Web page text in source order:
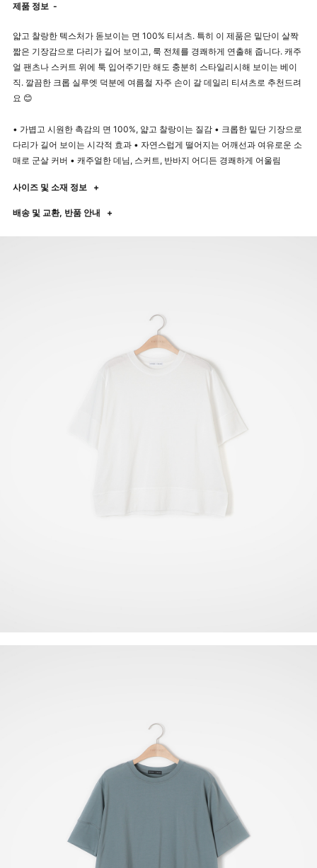
제품 정보 -
얇고 찰랑한 텍스처가 돋보이는 면 100% 티셔츠. 특히 이 제품은 밑단이 살짝
짧은 기장감으로 다리가 길어 보이고, 룩 전체를 경쾌하게 연출해 줍니다. 캐주
얼 팬츠나 스커트 위에 툭 입어주기만 해도 충분히 스타일리시해 보이는 베이
직. 깔끔한 크롭 실루엣 덕분에 여름철 자주 손이 갈 데일리 티셔츠로 추천드려
요 😊
• 가볍고 시원한 촉감의 면 100%, 얇고 찰랑이는 질감 • 크롭한 밑단 기장으로
다리가 길어 보이는 시각적 효과 • 자연스럽게 떨어지는 어깨선과 여유로운 소
매로 군살 커버 • 캐주얼한 데님, 스커트, 반바지 어디든 경쾌하게 어울림
사이즈 및 소재 정보 +
배송 및 교환, 반품 안내 +